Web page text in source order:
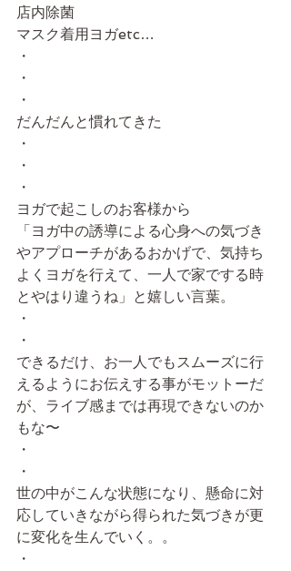
店内除菌
マスク着用ヨガetc…
・
・
・
だんだんと慣れてきた
・
・
・
ヨガで起こしのお客様から
「ヨガ中の誘導による心身への気づき
やアプローチがあるおかげで、気持ち
よくヨガを行えて、一人で家でする時
とやはり違うね」と嬉しい言葉。
・
・
できるだけ、お一人でもスムーズに行
えるようにお伝えする事がモットーだ
が、ライブ感までは再現できないのか
もな〜
・
・
世の中がこんな状態になり、懸命に対
応していきながら得られた気づきが更
に変化を生んでいく。。
・